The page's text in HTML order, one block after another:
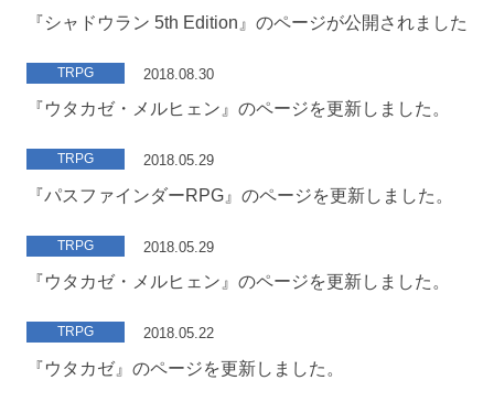
『シャドウラン 5th Edition』のページが公開されました
TRPG 2018.08.30
『ウタカゼ・メルヒェン』のページを更新しました。
TRPG 2018.05.29
『パスファインダーRPG』のページを更新しました。
TRPG 2018.05.29
『ウタカゼ・メルヒェン』のページを更新しました。
TRPG 2018.05.22
『ウタカゼ』のページを更新しました。